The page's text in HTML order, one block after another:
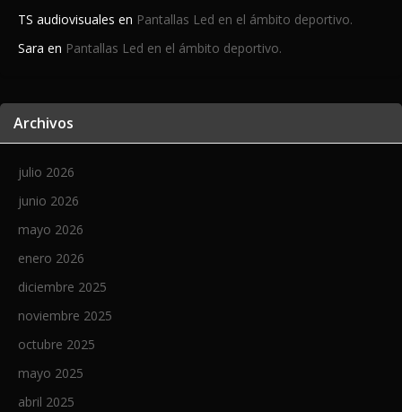
TS audiovisuales en Pantallas Led en el ámbito deportivo.
Sara en Pantallas Led en el ámbito deportivo.
Archivos
julio 2026
junio 2026
mayo 2026
enero 2026
diciembre 2025
noviembre 2025
octubre 2025
mayo 2025
abril 2025